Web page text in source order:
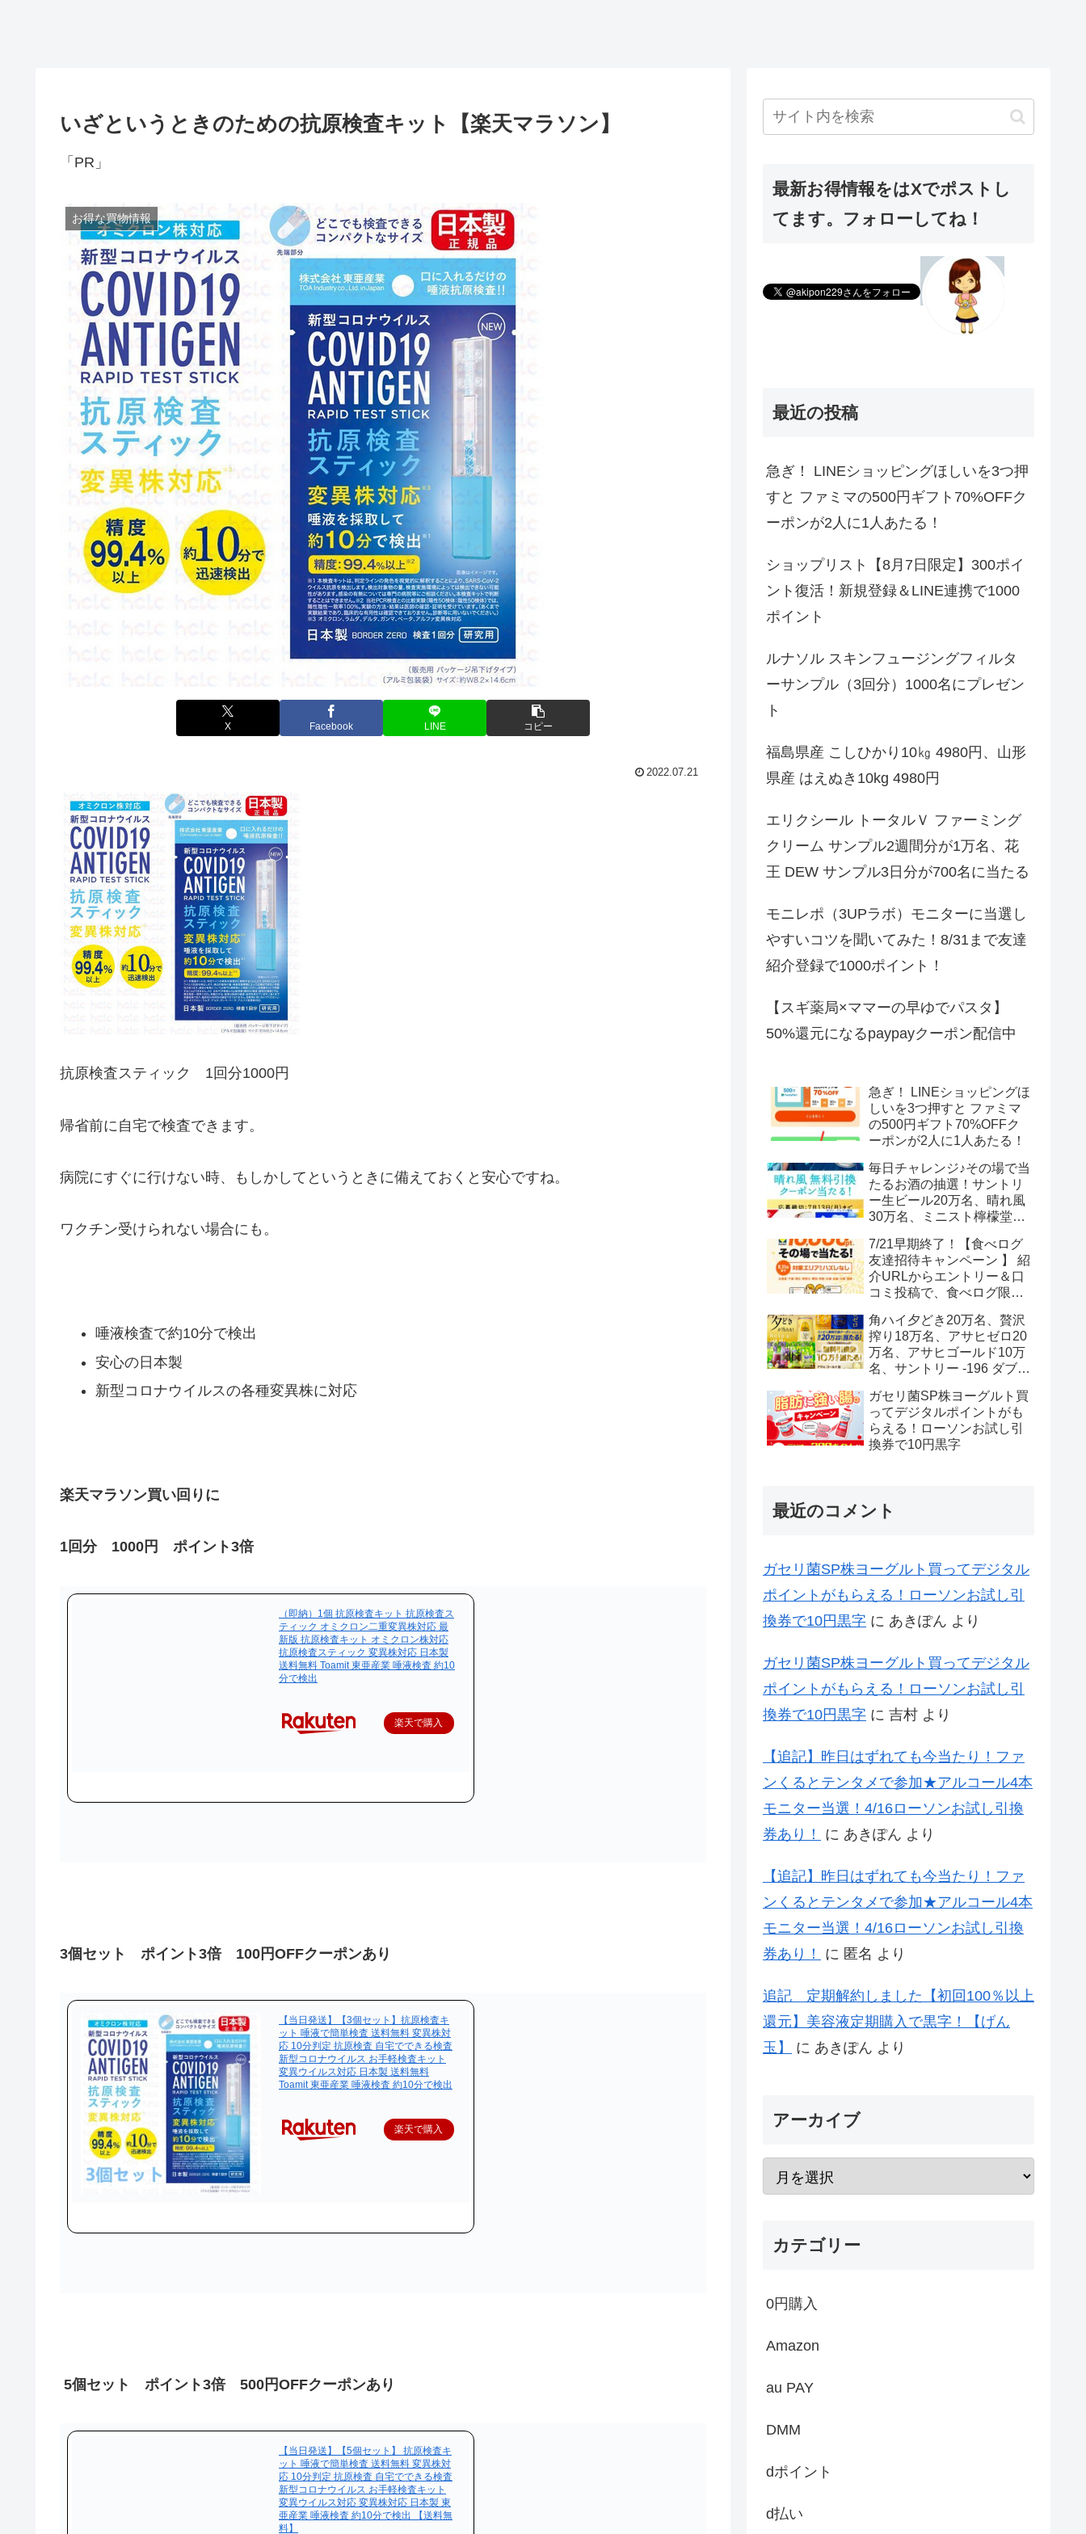
いざというときのための抗原検査キット【楽天マラソン】
「PR」
お得な買物情報
X Facebook LINE コピー
2022.07.21
抗原検査スティック 1回分1000円
帰省前に自宅で検査できます。
病院にすぐに行けない時、 もしかしてというときに備えておくと安心ですね。
ワクチン受けられない場合にも。
唾液検査で約10分で検出
安心の日本製
新型コロナウイルスの各種変異株に対応
楽天マラソン買い回りに
1回分 1000円 ポイント3倍
（即納）1個 抗原検査キット 抗原検査ス
ティック オミクロン二重変異株対応 最
新版 抗原検査キット オミクロン株対応
抗原検査スティック 変異株対応 日本製
送料無料 Toamit 東亜産業 唾液検査 約10
分で検出
楽天で購入
3個セット ポイント3倍 100円OFFクーポンあり
【当日発送】【3個セット】抗原検査キ
ット 唾液で簡単検査 送料無料 変異株対
応 10分判定 抗原検査 自宅でできる検査
新型コロナウイルス お手軽検査キット
変異ウイルス対応 日本製 送料無料
Toamit 東亜産業 唾液検査 約10分で検出
楽天で購入
5個セット ポイント3倍 500円OFFクーポンあり
【当日発送】【5個セット】 抗原検査キ
ット 唾液で簡単検査 送料無料 変異株対
応 10分判定 抗原検査 自宅でできる検査
新型コロナウイルス お手軽検査キット
変異ウイルス対応 変異株対応 日本製 東
亜産業 唾液検査 約10分で検出 【送料無
料】
最新お得情報をはXでポストし
てます。フォローしてね！
最近の投稿
急ぎ！ LINEショッピングほしいを3つ押
すと ファミマの500円ギフト70%OFFク
ーポンが2人に1人あたる！
ショップリスト【8月7日限定】300ポイ
ント復活！新規登録＆LINE連携で1000
ポイント
ルナソル スキンフュージングフィルタ
ーサンプル（3回分）1000名にプレゼン
ト
福島県産 こしひかり10㎏ 4980円、山形
県産 はえぬき10kg 4980円
エリクシール トータルＶ ファーミング
クリーム サンプル2週間分が1万名、花
王 DEW サンプル3日分が700名に当たる
モニレポ（3UPラボ）モニターに当選し
やすいコツを聞いてみた！8/31まで友達
紹介登録で1000ポイント！
【スギ薬局×ママーの早ゆでパスタ】
50%還元になるpaypayクーポン配信中
急ぎ！ LINEショッピングほ
しいを3つ押すと ファミマ
の500円ギフト70%OFFク
ーポンが2人に1人あたる！
毎日チャレンジ♪その場で当
たるお酒の抽選！サントリ
ー生ビール20万名、晴れ風
30万名、ミニスト檸檬堂2
ボール12.3万名
7/21早期終了！【食べログ
友達招待キャンペーン 】 紹
介URLからエントリー＆口
コミ投稿で、食べログ限定
トがもらえる
角ハイ夕どき20万名、贅沢
搾り18万名、アサヒゼロ20
万名、アサヒゴールド10万
名、サントリー -196 ダブル
ガセリ菌SP株ヨーグルト買
ってデジタルポイントがも
らえる！ローソンお試し引
換券で10円黒字
最近のコメント
ガセリ菌SP株ヨーグルト買ってデジタル
ポイントがもらえる！ローソンお試し引
換券で10円黒字 に あきぽん より
ガセリ菌SP株ヨーグルト買ってデジタル
ポイントがもらえる！ローソンお試し引
換券で10円黒字 に 吉村 より
【追記】昨日はずれても今当たり！ファ
ンくるとテンタメで参加★アルコール4本
モニター当選！4/16ローソンお試し引換
券あり！
に あきぽん より
【追記】昨日はずれても今当たり！ファ
ンくるとテンタメで参加★アルコール4本
モニター当選！4/16ローソンお試し引換
券あり！
に 匿名 より
追記 定期解約しました【初回100％以上
還元】美容液定期購入で黒字！【げん
玉】
に あきぽん より
アーカイブ
カテゴリー
0円購入
Amazon
au PAY
DMM
dポイント
d払い